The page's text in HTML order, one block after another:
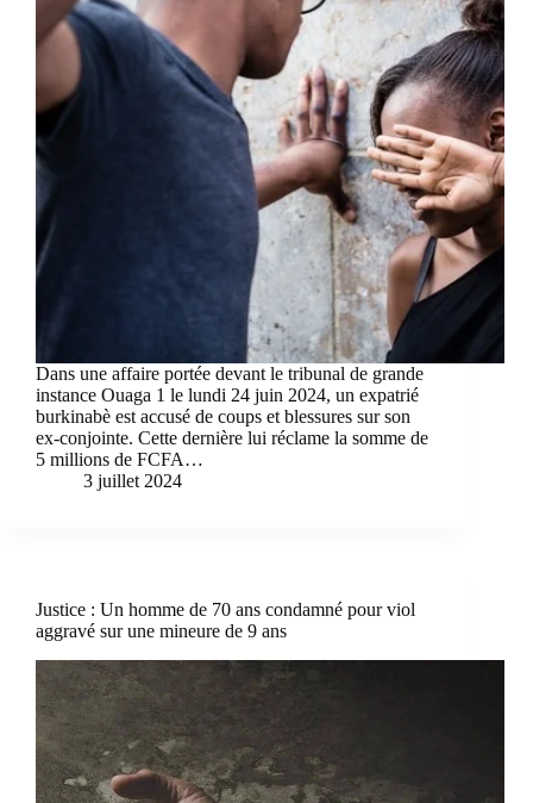
Dans une affaire portée devant le tribunal de grande
instance Ouaga 1 le lundi 24 juin 2024, un expatrié
burkinabè est accusé de coups et blessures sur son
ex-conjointe. Cette dernière lui réclame la somme de
5 millions de FCFA…
3 juillet 2024
Justice : Un homme de 70 ans condamné pour viol
aggravé sur une mineure de 9 ans